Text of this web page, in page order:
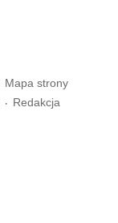
Mapa strony
Redakcja